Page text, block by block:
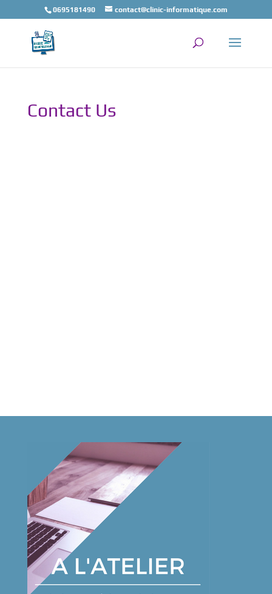
0695181490 contact@clinic-informatique.com
Contact Us